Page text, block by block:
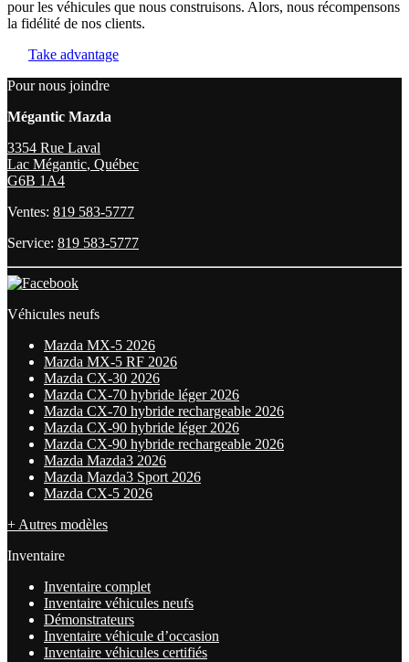
pour les véhicules que nous construisons. Alors, nous récompensons
la fidélité de nos clients.
Take advantage
Pour nous joindre
Mégantic Mazda
3354 Rue Laval
Lac Mégantic, Québec
G6B 1A4
Ventes: 819 583-5777
Service: 819 583-5777
Véhicules neufs
Mazda MX-5 2026
Mazda MX-5 RF 2026
Mazda CX-30 2026
Mazda CX-70 hybride léger 2026
Mazda CX-70 hybride rechargeable 2026
Mazda CX-90 hybride léger 2026
Mazda CX-90 hybride rechargeable 2026
Mazda Mazda3 2026
Mazda Mazda3 Sport 2026
Mazda CX-5 2026
+ Autres modèles
Inventaire
Inventaire complet
Inventaire véhicules neufs
Démonstrateurs
Inventaire véhicule d’occasion
Inventaire véhicules certifiés